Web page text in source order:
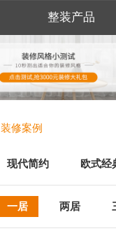
整装产品
装修案例
现代简约 欧式经
一居 两居